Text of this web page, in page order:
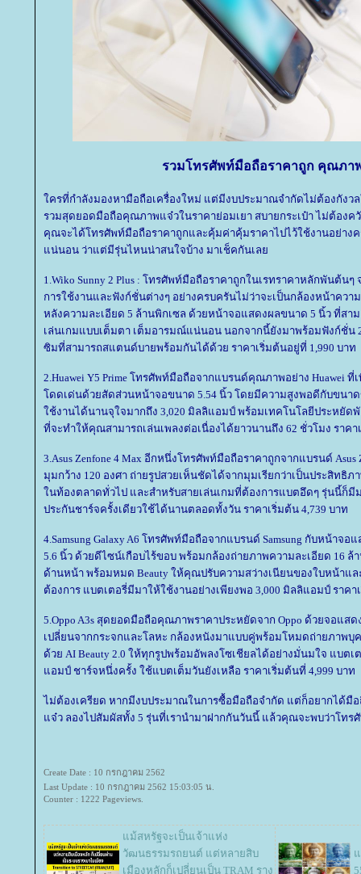
รวมทรศัพท์มือถือราคาถูกคุณภา
ครที่กำลังมองหามือถือเครื่องใหม่ แต่มีงบประมาณจำกัดไม่ต้องกังวล
รวมสุดยอดมือถือคุณภาพแจ๋วในราคาย่อมเยา สบายกระเป๋า ไม่ต้องค
คุณจะได้โทรศัพท์มือถือราคาถูกและคุ้มค่าคุ้มราคาไปไว้ใช้งานอย่าง
น่นอน ว่าแต่มีรุ่นไหนน่าสนใจบ้าง มาเช็คกันเล
1.Wiko Sunny 2 Plus : โทรศัพท์มือถือราคาถูกในเรทราคาหลักพันต้น
การใช้งานและฟังก์ชั่นต่างๆ อย่างครบครันไม่ว่าจะเป็นกล้องหน้าควา
หลังความละเอียด 5 ล้านพิกเซล ด้วยหน้าจอแสดงผลขนาด 5 นิ้ว ที่สา
เล่นเกมแบบเต็มตา เต็มอารมณ์แน่นอน นอกจากนี้ยังมาพร้อมฟังก์ชั่น
ซิมที่สามารถสแตนด์บายพร้อมกันได้ด้วย ราคาเริ่มต้นอยู่ที่ 1,990 บาท
2.Huawei Y5 Prime โทรศัพท์มือถือจากแบรนด์คุณภาพอย่าง Huawei ที่
ดดเด่นด้วยสัดส่วนหน้าจอขนาด 5.54 นิ้ว โดยมีความสูงพอดีกับขนา
ช้งานได้นานจุใจมากถึง 3,020 มิลลิแอมป์ พร้อมเทคโนโลยีประหยัดพั
ที่จะทำให้คุณสามารถเล่นเพลงต่อเนื่องได้ยาวนานถึง 62 ชั่วโมง ราคา
3.Asus Zenfone 4 Max อีกหนึ่งโทรศัพท์มือถือราคาถูกจากแบรนด์
มุมกว้าง 120 องศา ถ่ายรูปสวยเห็นชัดได้จากมุมเรียกว่าเป็นประสิทธิ
นท้องตลาดทั่วไป และสำหรับสายเล่นเกมที่ต้องการแบตอึดๆ รุ่นนี้ก็มี
ประกันชาร์จครั้งเดียวใช้ได้นานตลอดทั้งวัน ราคาเริ่มต้น 4,739 บาท
4.Samsung Galaxy A6 โทรศัพท์มือถือจากแบรนด์ Samsung กับหน้าจอ
5.6 นิ้ว ด้วยดีไซน์เกือบไร้ขอบ พร้อมกล้องถ่ายภาพความละเอียด 16
ด้านหน้า พร้อมหมด Beauty ให้คุณปรับความสว่างเนียนของใบหน้าแล
ต้องการ แบตเตอรี่มีมาให้ใช้งานอย่างเพียงพอ 3,000 มิลลิแอมป์ ราคา
5.Oppo A3s สุดยอดมือถือคุณภาพราคาประหยัดจาก Oppo ด้วยจอแส
เปลี่ยนจากกระจกและโลหะ กล้องหนังมาแบบคู่พร้อมโหมดถ่ายภาพ
ด้วย AI Beauty 2.0 ให้ทุกรูปพร้อมอัพลงโซเชียลได้อย่างมั่นมใจ แบตเ
อมป์ ชาร์จหนึ่งครั้ง ใช้แบตเต็มวันยังเหลือ ราคาเริ่มต้นที่ 4,999 บาท
ไม่ต้องเครียด หากมีงบประมาณในการซื้อมือถือจำกัด แต่ก็อยากได้
จ๋ว ลองไปสัมผัสทั้ง 5 รุ่นที่เรานำมาฝากกันวันนี้ แล้วคุณจะพบว่าโทร
Create Date : 10 กรกฎาคม 2562
Last Update : 10 กรกฎาคม 2562 15:03:05 น.
Counter : 1222 Pageviews.
ม้สหรัฐจะเป็นเจ้าแห่ง
วัฒนธรรมรถยนต์ แต่หลายสิบ
เมืองหลักก็เปลี่ยนเป็น TRAM ราง